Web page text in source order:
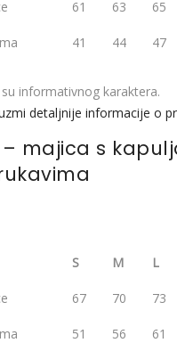
61 63 65
41 44 47
informativnog karaktera.
detaljnije informacije o
majica s
S M L
67 70 73
51 56 61